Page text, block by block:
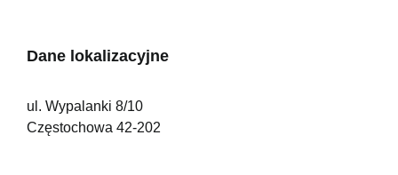
Dane lokalizacyjne
ul. Wypalanki 8/10
Częstochowa 42-202